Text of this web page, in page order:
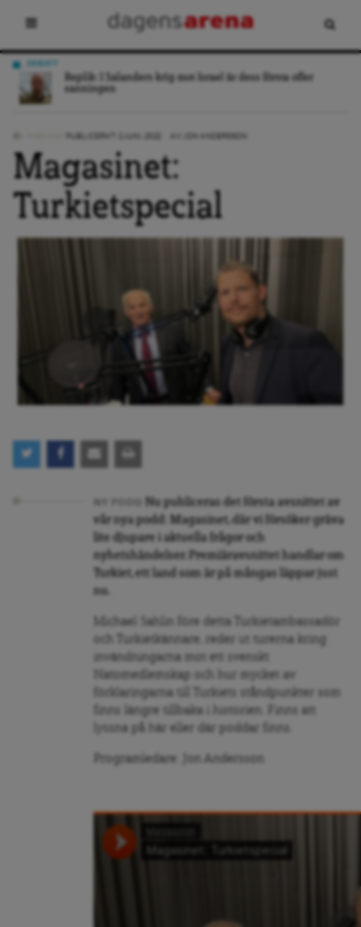
Bostadsministern om hyresförhandlingarna: ”Följer
utvecklingen noga”
Magasinet:
Turkietspecial
Nu publiceras det första avsnittet av
vår nya podd: Magasinet, där vi försöker gräva
lite djupare i aktuella frågor och
nyhetshändelser. Premiäravsnittet handlar om
Turkiet, ett land som är på mångas läppar just
nu.
Michael Sahlin före detta Turkietambassadör
och Turkietkännare, reder ut turerna kring
invändningarna mot ett svenskt
Natomedlemskap och hur mycket av
förklaringarna till Turkiets ståndpunkter som
finns längre tillbaka i historien. Finns att
lyssna på här eller där poddar finns.
Programledare: Jon Andersson